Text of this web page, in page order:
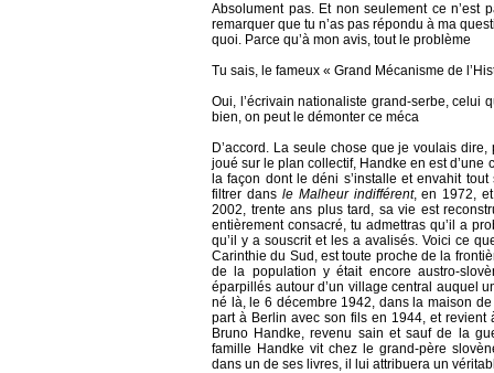
Absolument pas. Et non seulement ce n’est
remarquer que tu n’as pas répondu à ma
quoi. Parce qu’à mon avis, tout le problème
Tu sais, le fameux « Grand Mécanisme de
Oui, l’écrivain nationaliste grand-serbe, celui
bien, on peut le démonter ce méca
D’accord. La seule chose que je voulais
joué sur le plan collectif, Handke en est
la façon dont le déni s’installe et envahit
filtrer dans le Malheur indifférent, en 1972,
2002, trente ans plus tard, sa vie est
entièrement consacré, tu admettras qu’il a
qu’il y a souscrit et les a avalisés. Voici ce
Carinthie du Sud, est toute proche de la
de la population y était encore austro-
éparpillés autour d’un village central auquel
né là, le 6 décembre 1942, dans la maison
part à Berlin avec son fils en 1944, et
Bruno Handke, revenu sain et sauf de la
famille Handke vit chez le grand-père
dans un de ses livres, il lui attribuera un